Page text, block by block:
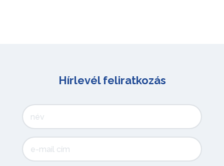
Hírlevél feliratkozás